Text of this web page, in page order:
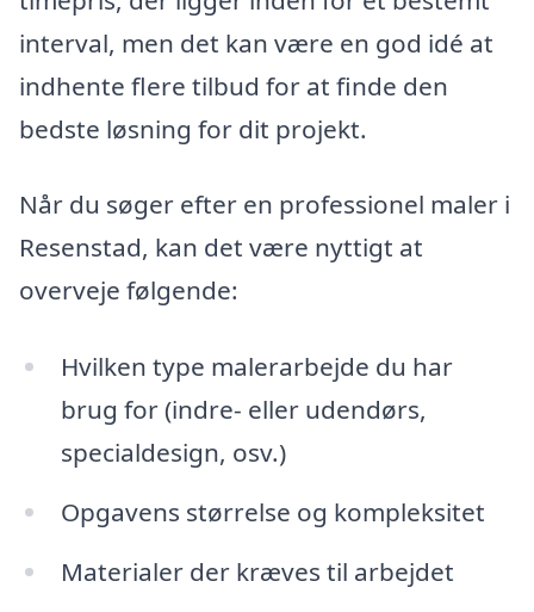
interval, men det kan være en god idé at
indhente flere tilbud for at finde den
bedste løsning for dit projekt.
Når du søger efter en professionel maler i
Resenstad, kan det være nyttigt at
overveje følgende:
Hvilken type malerarbejde du har
brug for (indre- eller udendørs,
specialdesign, osv.)
Opgavens størrelse og kompleksitet
Materialer der kræves til arbejdet